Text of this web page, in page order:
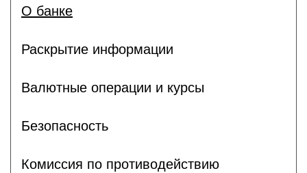
О банке
Раскрытие информации
Валютные операции и курсы
Безопасность
Комиссия по противодействию